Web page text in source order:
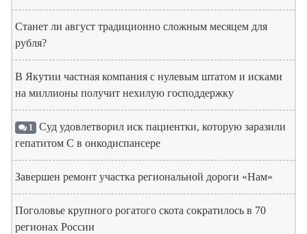
Станет ли август традиционно сложным месяцем для
рубля?
В Якутии частная компания с нулевым штатом и исками
на миллионы получит нехилую господдержку
1 Суд удовлетворил иск пациентки, которую заразили
гепатитом С в онкодиспансере
Завершен ремонт участка региональной дороги «Нам»
Поголовье крупного рогатого скота сократилось в 70
регионах России